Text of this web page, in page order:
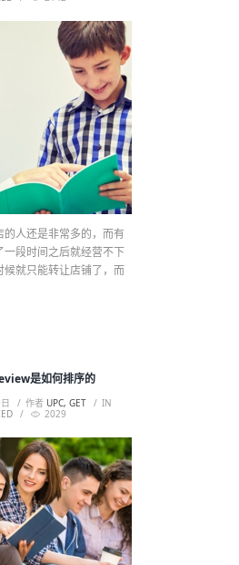
的人还是非常多的，而有
一段时间之后就经营不下
候就只能转让店铺了，而
是如何排序的
作者 UPC, GET
IN
2029